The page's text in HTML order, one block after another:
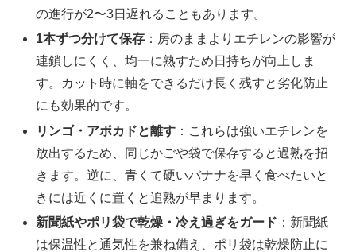
の進行が2〜3日遅れることもあります。
1本ずつ分けて保存 ：房のままよりエチレンの影響が
連鎖しにくく、均一に熟すため日持ちが向上しま
す。カット時に軸をできるだけ長く残すと劣化防止
にも効果的です。
リンゴ・アボカドと離す ：これらは強いエチレンを
放出するため、同じかごや袋で保存すると過熟を招
きます。逆に、青くて硬いバナナを早く食べたいと
きには近くに置くと追熟が早まります。
新聞紙やポリ袋で乾燥・冷え過ぎをガード ：新聞紙
は保温性と通気性を兼ね備え、ポリ袋は乾燥防止に